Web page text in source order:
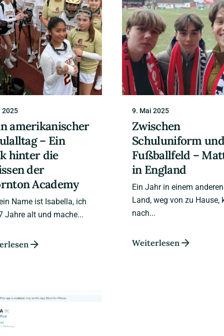
2025
amerikanischer
– Ein
hinter die
der
Academy
Name ist Isabella, ich
Jahre alt und mache...
9. Mai 2025
Zwischen
Schuluniform
Fußballfeld –
in England
Ein Jahr in einem anderen
Land, weg von zu Hause,
nach...
Weiterlesen